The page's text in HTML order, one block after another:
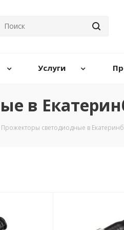
Услуги
в
Прожекторы светодиодные в